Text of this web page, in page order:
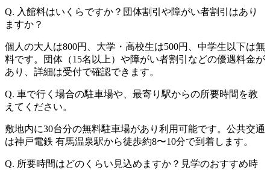
Q. 入館料はいくらですか？団体割引や障がい者割引はあり
ますか？
個人の大人は800円、大学・高校生は500円、中学生以下は無
料です。団体（15名以上）や障がい者割引などの優遇料金が
あり、詳細は受付で確認できます。
Q. 車で行く場合の駐車場や、最寄り駅からの所要時間を教
えてください。
敷地内に30台分の無料駐車場があり利用可能です。公共交通
は神戸電鉄 有馬温泉駅から徒歩約8〜10分で到着します。
Q. 所要時間はどのくらい見込めますか？見学のおすすめ時